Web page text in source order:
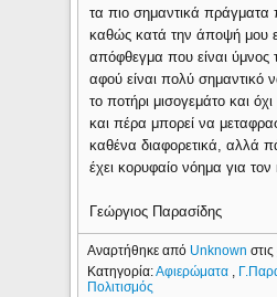
τα πιο σημαντικά πράγματα
καθώς κατά την άποψή μου
απόφθεγμα που είναι ύμνος
αφού είναι πολύ σημαντικό
το ποτήρι μισογεμάτο και
και πέρα μπορεί να
καθένα διαφορετικά, αλλά
έχει κορυφαίο νόημα για τον
Γεώργιος Παρασίδης
Αναρτήθηκε από Unknownστις
Κατηγορία:Αφιερώματα ,
Πολιτισμός